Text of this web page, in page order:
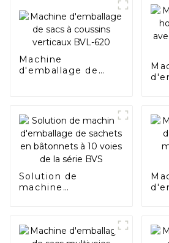
Machine
d'emballage de
Solution de
machine
voies de la série